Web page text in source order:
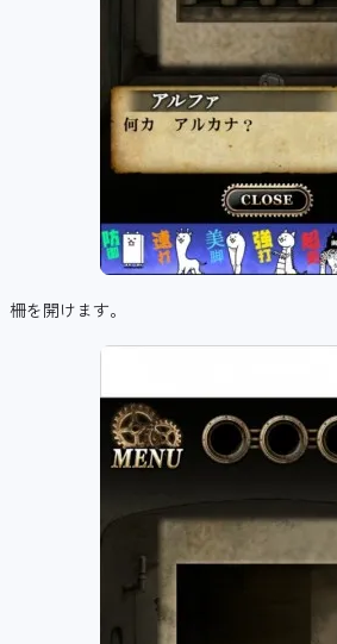
柵を開けます。